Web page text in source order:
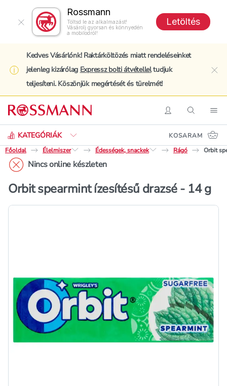
Rossmann
Töltsd le az alkalmazást!
Vásárolj gyorsan és könnyedén
a mobilodról!
Letöltés
Kedves Vásárlónk! Raktárköltözés miatt rendeléseinket
jelenleg kizárólag Expressz bolti átvételleltudjuk
teljesíteni. Köszönjük megértését és türelmét!
BelépésKeresés
KATEGÓRIÁK
Keresés
KOSARAM
Főoldal
Élelmiszer Édességek, snackek Rágó Orbit
Nincs online készleten
Orbit spearmint ízesítésű drazsé - 14 g